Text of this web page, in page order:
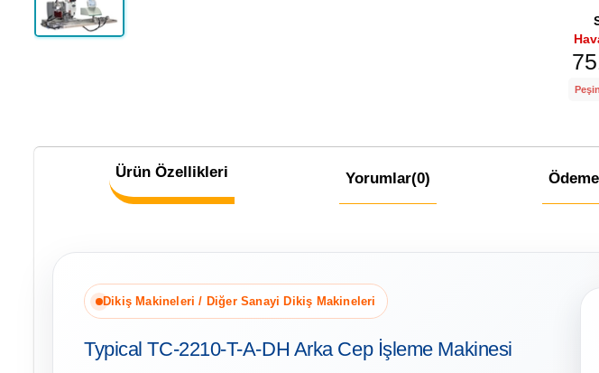
Ürün Özellikleri Yorumlar(0)
Dikiş Makineleri / Diğer Sanayi Dikiş Makineleri
Typical TC-2210-T-A-DH Arka Cep İşleme Makinesi